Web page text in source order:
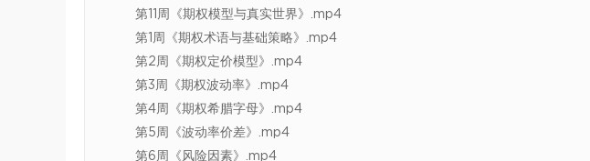
第11周《期权模型与真实世界》.mp4
第1周《期权术语与基础策略》.mp4
第2周《期权定价模型》.mp4
第3周《期权波动率》.mp4
第4周《期权希腊字母》.mp4
第5周《波动率价差》.mp4
第6周《风险因素》.mp4